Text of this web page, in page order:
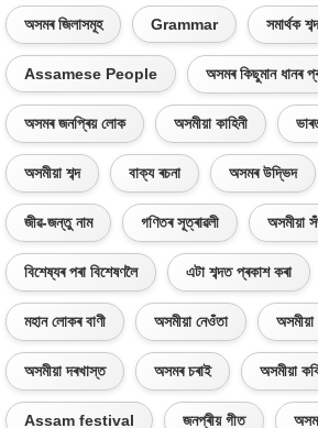
অসমৰ জিলাসমূহ Grammar সমাৰ্থক শব্দ
Assamese People অসমৰ কিছুমান ধানৰ
অসমৰ জনপ্ৰিয় লোক অসমীয়া কাহিনী
অসমীয়া শব্দ বাক্য ৰচনা অসমৰ উদ্ভিদ
জীৱ-জন্তু নাম গণিতৰ সূত্ৰাৱলী অসমীয়া
বিশেষ্যৰ পৰা বিশেষণলৈ এটা শব্দত প্ৰকাশ কৰা
মহান লোকৰ বাণী অসমীয়া নেওঁতা অসমীয়া
অসমীয়া দৰখাস্ত অসমৰ চৰাই অসমীয়া
Assam festival জনপ্ৰীয় গীত